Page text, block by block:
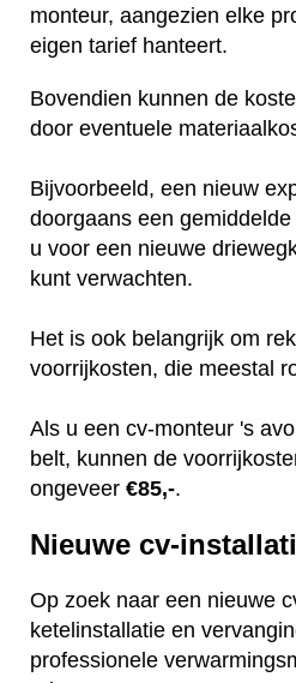
monteur, aangezien elke
eigen tarief hanteert.
Bovendien kunnen de
door eventuele
Bijvoorbeeld, een nieuw
doorgaans een
u voor een nieuwe
kunt verwachten.
Het is ook belangrijk om
voorrijkosten, die meestal
Als u een cv-monteur 's
belt, kunnen de
ongeveer €85,-.
Nieuwe cv-
Op zoek naar een nieuwe
ketelinstallatie en
professionele